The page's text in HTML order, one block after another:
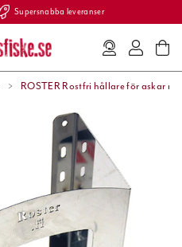
Supersnabba leveranser
ROSTER Rostfri hållare för askar